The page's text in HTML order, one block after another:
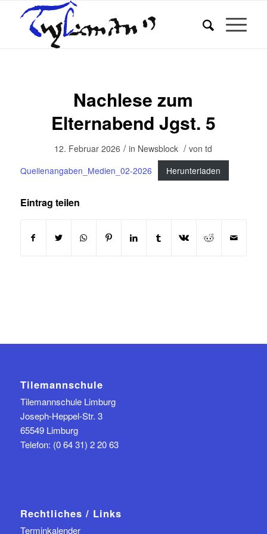
Nachlese zum
Elternabend Jgst. 5
12. Februar 2026 / in Newsblock / vontd
Quellenangaben_Medien_02-2026
Herunterladen
Eintrag teilen
Tilemannschule
Tilemannschule Limburg
Joseph-Heppel-Str. 3
65549 Limburg
Telefon: (0 64 31) 2 20 63
Rechtliches / Links
Terminkalender